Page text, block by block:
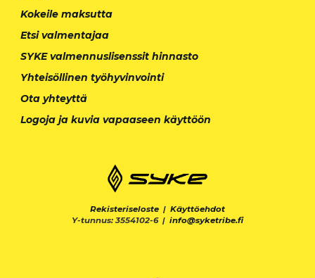
Kokeile maksutta
Etsi valmentajaa
SYKE valmennuslisenssit hinnasto
Yhteisöllinen työhyvinvointi
Ota yhteyttä
Logoja ja kuvia vapaaseen käyttöön
Rekisteriseloste | Käyttöehdot
Y-tunnus: 3554102-6 | info@syketribe.fi